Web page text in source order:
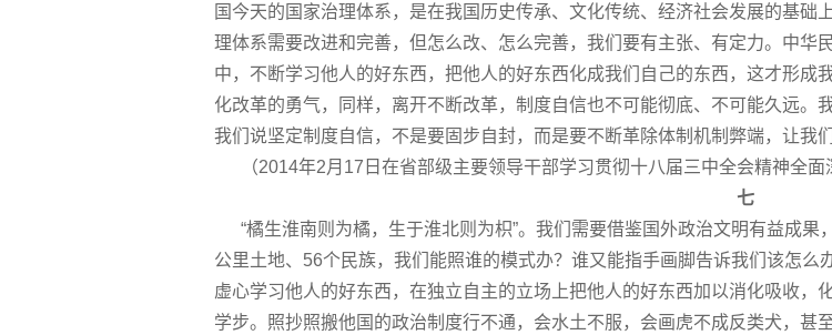
国今天的国家治理体系，是在我国历史传承、文化传统、经济社会发展的基
理体系需要改进和完善，但怎么改、怎么完善，我们要有主张、有定力。中华
中，不断学习他人的好东西，把他人的好东西化成我们自己的东西，这才形成
化改革的勇气，同样，离开不断改革，制度自信也不可能彻底、不可能久远。
我们说坚定制度自信，不是要固步自封，而是要不断革除体制机制弊端，让我
（2014年2月17日在省部级主要领导干部学习贯彻十八届三中全会精神全面
七
“橘生淮南则为橘，生于淮北则为枳”。我们需要借鉴国外政治文明有益成果
公里土地、56个民族，我们能照谁的模式办？谁又能指手画脚告诉我们该怎么
虚心学习他人的好东西，在独立自主的立场上把他人的好东西加以消化吸收，
学步。照抄照搬他国的政治制度行不通，会水土不服，会画虎不成反类犬，甚